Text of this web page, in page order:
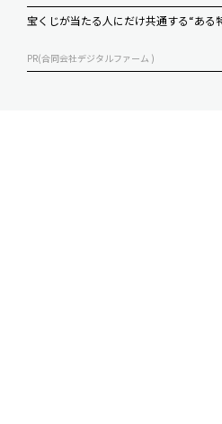
宝くじが当たる人にだけ共通する“ある
PR(合同会社デジタルファーム )